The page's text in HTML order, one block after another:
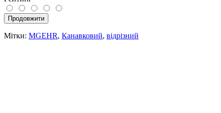
Продовжити
Мітки: MGEHR, Канавковий, відрізний